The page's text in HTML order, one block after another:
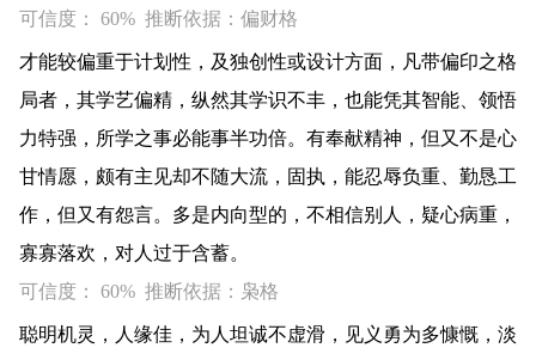
可信度： 60% 推断依据：偏财格
才能较偏重于计划性，及独创性或设计方面，凡带偏印之格
局者，其学艺偏精，纵然其学识不丰，也能凭其智能、领悟
力特强，所学之事必能事半功倍。有奉献精神，但又不是心
甘情愿，颇有主见却不随大流，固执，能忍辱负重、勤恳工
作，但又有怨言。多是内向型的，不相信别人，疑心病重，
寡寡落欢，对人过于含蓄。
可信度： 60% 推断依据：枭格
聪明机灵，人缘佳，为人坦诚不虚滑，见义勇为多慷慨，淡